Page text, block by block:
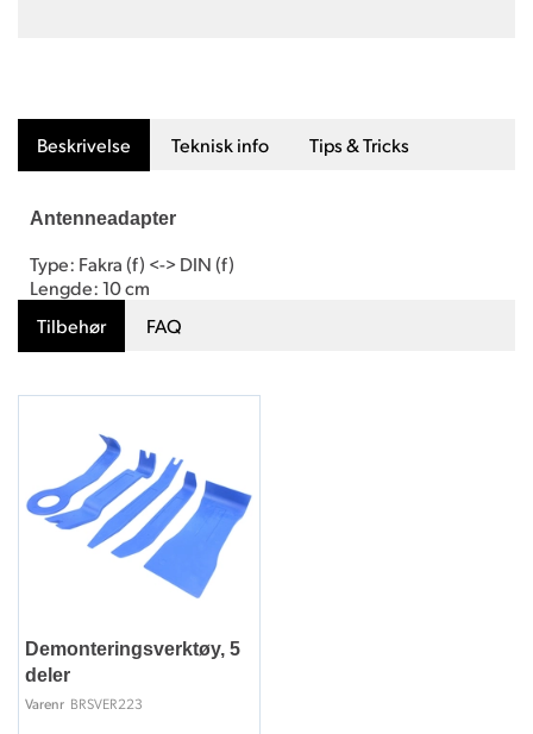
Beskrivelse Teknisk info Tips & Tricks
Antenneadapter
Type: Fakra (f) <-> DIN (f)
Lengde: 10 cm
Tilbehør
FAQ
Demonteringsverktøy, 5
deler
Varenr BRSVER223